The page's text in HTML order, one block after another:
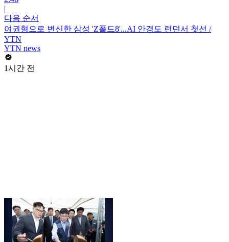
|
다음 순서
여권형으로 변신한 삼성 'Z폴드8'...AI 안경도 런던서 첫선 /
YTN
YTN news
1시간 전